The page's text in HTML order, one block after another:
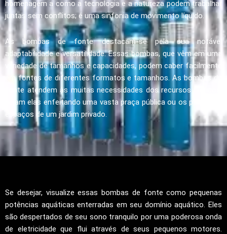
homenagem a como a tecnologia e a natureza podem trabalhar
juntas sem conflitos; é uma sinfonia de movimento líquido.
As bombas de fonte destacam-se pela sua notável
adaptabilidade e versatilidade. Essas bombas, que vêm em uma
variedade de tamanhos e capacidades, podem caber facilmente
em fontes de diferentes formatos e tamanhos. As bombas de
fonte atendem às muitas necessidades dos recursos hídricos,
sejam elas enfeitando uma vasta praça pública ou os pequenos
espaços de um jardim privado.
Se desejar, visualize essas bombas de fonte como pequenas
potências aquáticas enterradas em seu domínio aquático. Eles
são despertados de seu sono tranquilo por uma poderosa onda
de eletricidade que flui através de seus pequenos motores.